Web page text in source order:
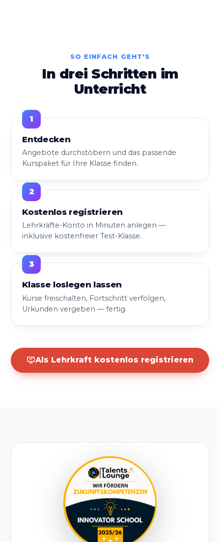
SO EINFACH GEHT'S
In drei Schritten im
Unterricht
Entdecken
Angebote durchstöbern und das passende
Kurspaket für Ihre Klasse finden.
Kostenlos registrieren
Lehrkräfte-Konto in Minuten anlegen —
inklusive kostenfreier Test-Klasse.
Klasse loslegen lassen
Kurse freischalten, Fortschritt verfolgen,
Urkunden vergeben — fertig.
Als Lehrkraft kostenlos registrieren